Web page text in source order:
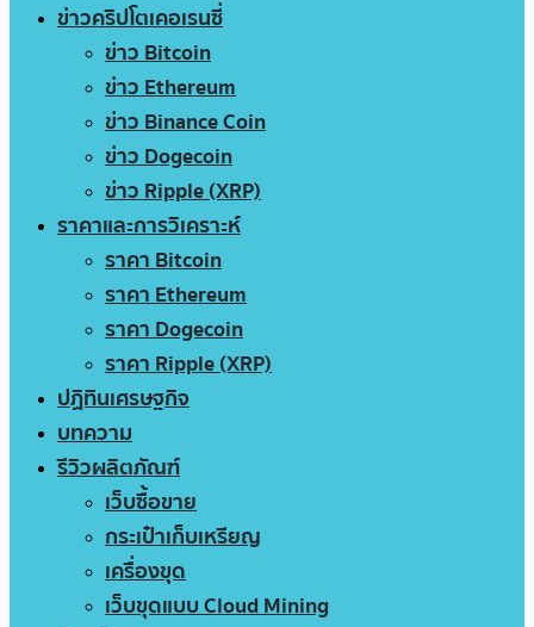
ข่าวคริปโตเคอเรนซี่
ข่าว Bitcoin
ข่าว Ethereum
ข่าว Binance Coin
ข่าว Dogecoin
ข่าว Ripple (XRP)
ราคาและการวิเคราะห์
ราคา Bitcoin
ราคา Ethereum
ราคา Dogecoin
ราคา Ripple (XRP)
ปฏิทินเศรษฐกิจ
บทความ
รีวิวผลิตภัณฑ์
เว็บซื้อขาย
กระเป๋าเก็บเหรียญ
เครื่องขุด
เว็บขุดแบบ Cloud Mining